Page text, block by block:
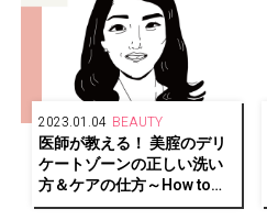
2023.01.04 BEAUTY
医師が教える！ 美腟のデリ
ケートゾーンの正しい洗い
方＆ケアの仕方～How to
treat V-chitsu～